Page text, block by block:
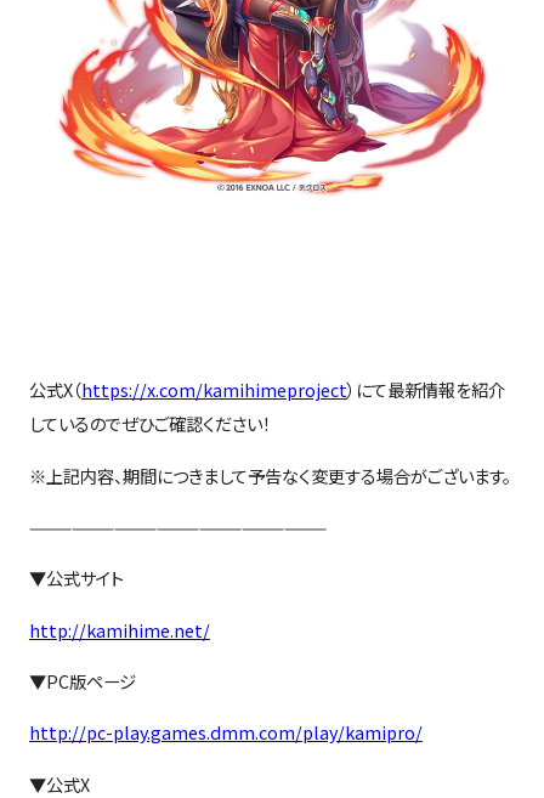
公式X（https://x.com/kamihimeproject）にて最新情報を紹介
しているのでぜひご確認ください！
※上記内容、期間につきまして予告なく変更する場合がございます。
—————————————————————
▼公式サイト
http://kamihime.net/
▼PC版ページ
http://pc-play.games.dmm.com/play/kamipro/
▼公式X